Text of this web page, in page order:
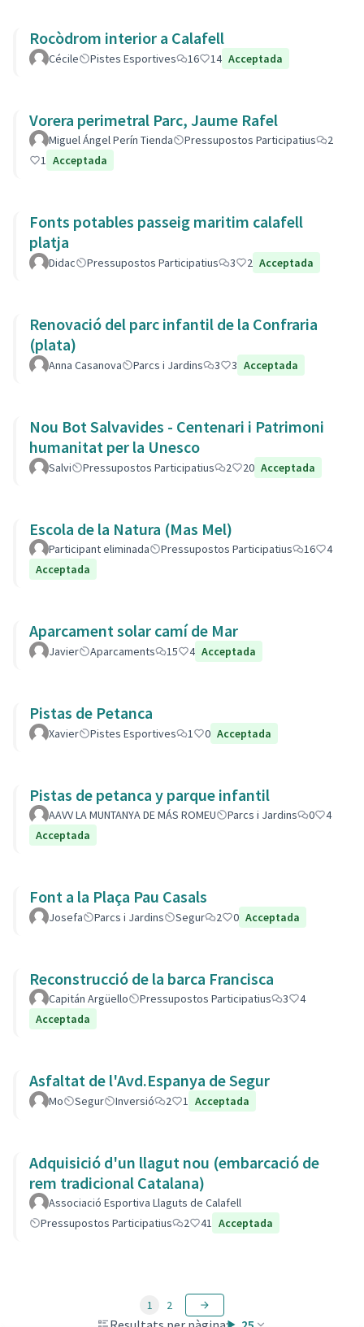
Rocòdrom interior a Calafell
Cécile Pistes Esportives 16 14 Acceptada
Vorera perimetral Parc, Jaume Rafel
Miguel Ángel Perín Tienda Pressupostos Participatius
2
1 Acceptada
Fonts potables passeig maritim calafell
platja
Didac Pressupostos Participatius 3 2 Acceptada
Renovació del parc infantil de la Confraria
(plata)
Anna Casanova Parcs i Jardins 3 3 Acceptada
Nou Bot Salvavides - Centenari i Patrimoni
humanitat per la Unesco
Salvi Pressupostos Participatius 2 20 Acceptada
Escola de la Natura (Mas Mel)
Participant eliminada Pressupostos Participatius 16
4
Acceptada
Aparcament solar camí de Mar
Javier Aparcaments 15 4 Acceptada
Pistas de Petanca
Xavier Pistes Esportives 1 0 Acceptada
Pistas de petanca y parque infantil
AAVV LA MUNTANYA DE MÁS ROMEU Parcs i Jardins 0
4
Acceptada
Font a la Plaça Pau Casals
Josefa Parcs i Jardins Segur 2 0 Acceptada
Reconstrucció de la barca Francisca
Capitán Argüello Pressupostos Participatius 3
4
Acceptada
Asfaltat de l'Avd.Espanya de Segur
Mo Segur Inversió 2 1 Acceptada
Adquisició d'un llagut nou (embarcació de
rem tradicional Catalana)
Associació Esportiva Llaguts de Calafell
Pressupostos Participatius
2 41 Acceptada
1 2